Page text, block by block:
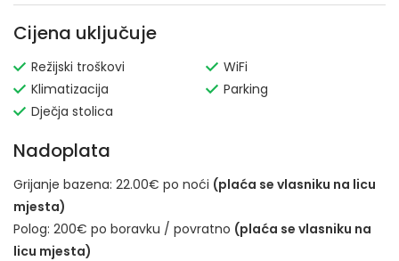
Cijena uključuje
Režijski troškovi
Klimatizacija
Dječja stolica
WiFi
Parking
Nadoplata
Grijanje bazena: 22.00€ po noći (plaća se vlasniku na licu
mjesta)
Polog: 200€ po boravku / povratno (plaća se vlasniku na
licu mjesta)